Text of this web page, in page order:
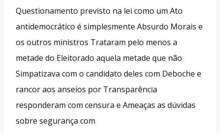
Questionamento previsto na lei como um Ato
antidemocrático é simplesmente Absurdo Morais e
os outros ministros Trataram pelo menos a
metade do Eleitorado aquela metade que não
Simpatizava com o candidato deles com Deboche e
rancor aos anseios por Transparência
responderam com censura e Ameaças as dúvidas
sobre segurança com